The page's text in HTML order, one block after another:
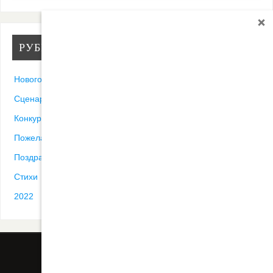
РУБРИКИ
Новогодние песни
Сценарии
Конкурсы
Пожелания
Поздравления
Стихи
2022